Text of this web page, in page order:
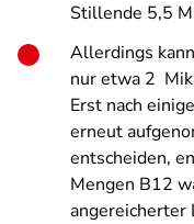
Stillende 5,5
Allerdings
nur etwa 2
Erst nach
erneut
entscheiden,
Mengen B12
angereicherter